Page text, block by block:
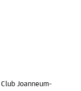
Joanneum-